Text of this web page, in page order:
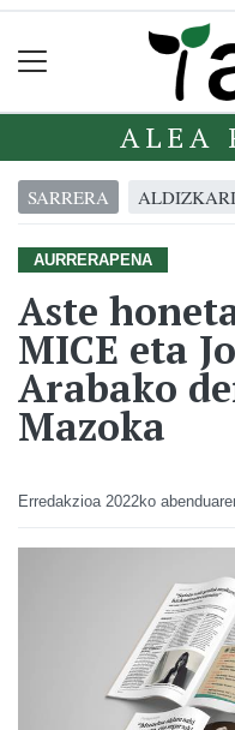
ALEA
SARRERA
AURRERAPENA
Aste
MICE eta
Arabako
Mazoka
Erredakzioa 2022ko